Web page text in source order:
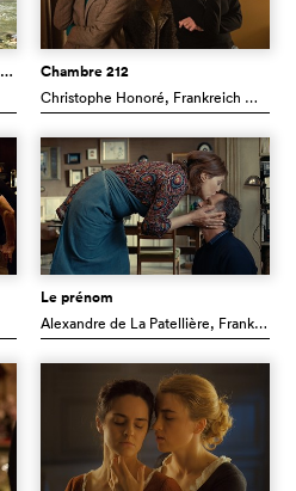
Bruno Manser - Die Stimme des Regenwaldes Chambre 212
Christophe Honoré, Frankreich
Le prénom
Alexandre de La Patellière, Frankreich